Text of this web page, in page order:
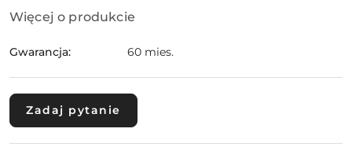
Więcej o produkcie
Gwarancja: 60 mies.
Zadaj pytanie